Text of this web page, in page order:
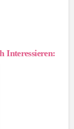
Interessieren: